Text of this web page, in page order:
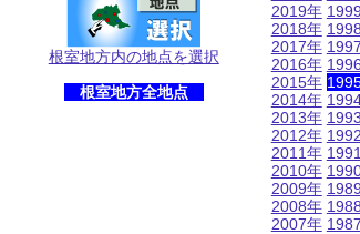
根室地方内の地点を選択
根室地方全地点
2019年
2018年
2017年
2016年
2015年
2014年
2013年
2012年
2011年
2010年
2009年
2008年
2007年